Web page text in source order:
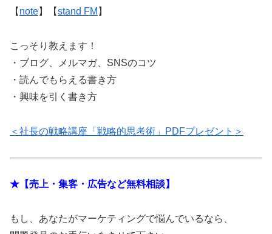
【 note】【stand FM 】
こっそり教えます！
・ブログ、メルマガ、SNSのコツ
・読んでもらえる書き方
・興味を引く書き方
＜社長の戦略講座「戦略的思考術」PDFプレゼント＞
★【売上・集客・広告など無料相談】
もし、あなたがマーケティングで悩んでいるなら、